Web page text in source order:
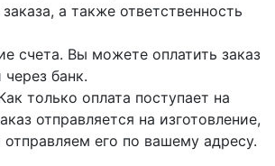
а также ответственность
счета. Вы можете оплатить заказ
банк.
только оплата поступает на
отправляется на изготовление,
его по вашему адресу.